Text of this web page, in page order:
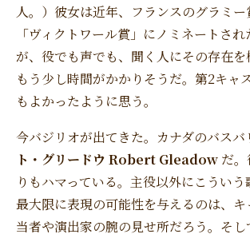
人。）彼女は近年、フランスのグラミー
「ヴィクトワール賞」にノミネートさ
が、役でも声でも、聞く人にその存在
もう少し時間がかかりそうだ。第2キャ
もよかったように思う。
今バジリオが出てきた。カナダのバスバ
ト・グリードウ Robert Gleadow だ
りもハマっている。主役以外にこうい
最大限に表現の可能性を与えるのは、キ
当者や演出家の腕の見せ所だろう。そ